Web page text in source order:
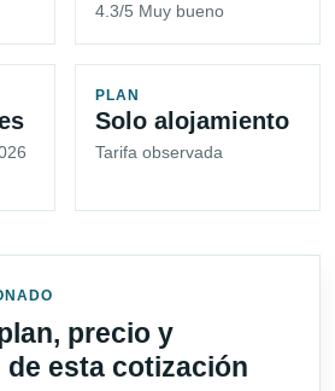
4.3/5 Muy bueno
PLAN
Solo alojamiento
Tarifa observada
precio y
esta cotización